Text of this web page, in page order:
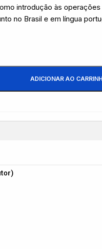
introdução às
no Brasil e em língua
ADICIONAR AO